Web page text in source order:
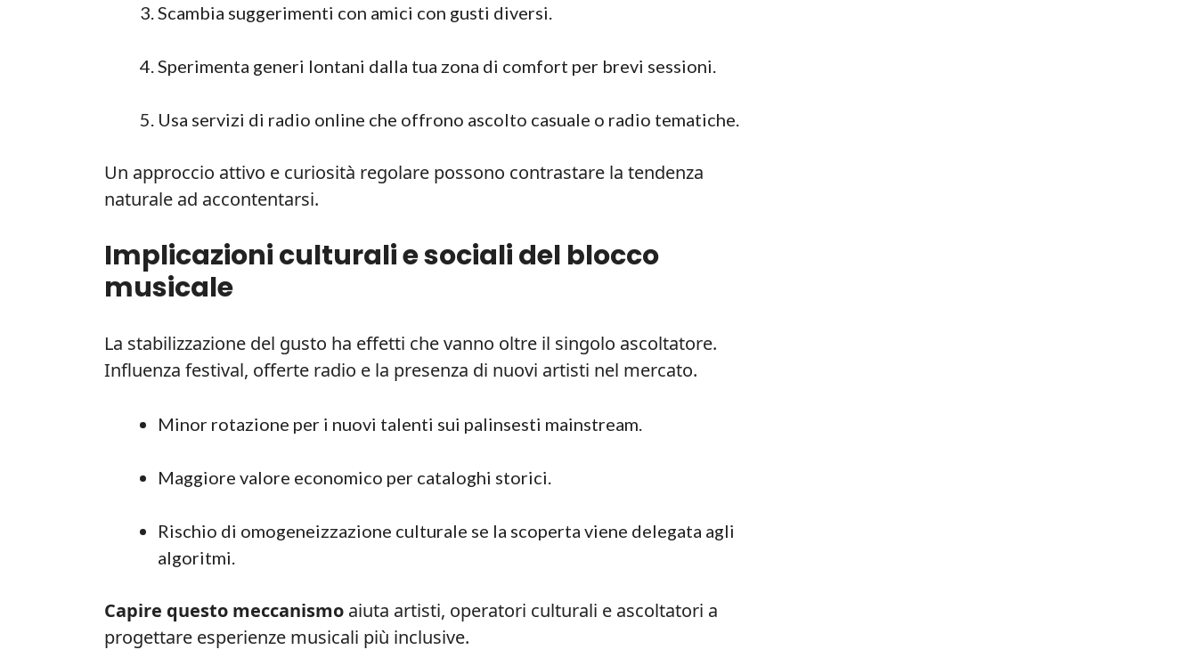
Scambia suggerimenti con amici con gusti diversi.
Sperimenta generi lontani dalla tua zona di comfort per brevi sessioni.
Usa servizi di radio online che offrono ascolto casuale o radio tematiche.
Un approccio attivo e curiosità regolare possono contrastare la tendenza
naturale ad accontentarsi.
Implicazioni culturali e sociali del blocco
musicale
La stabilizzazione del gusto ha effetti che vanno oltre il singolo ascoltatore.
Influenza festival, offerte radio e la presenza di nuovi artisti nel mercato.
Minor rotazione per i nuovi talenti sui palinsesti mainstream.
Maggiore valore economico per cataloghi storici.
Rischio di omogeneizzazione culturale se la scoperta viene delegata agli
algoritmi.
Capire questo meccanismo aiuta artisti, operatori culturali e ascoltatori a
progettare esperienze musicali più inclusive.